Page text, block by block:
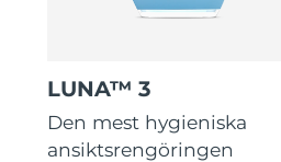
LUNA™ 3
Den mest hygieniska
ansiktsrengöringen